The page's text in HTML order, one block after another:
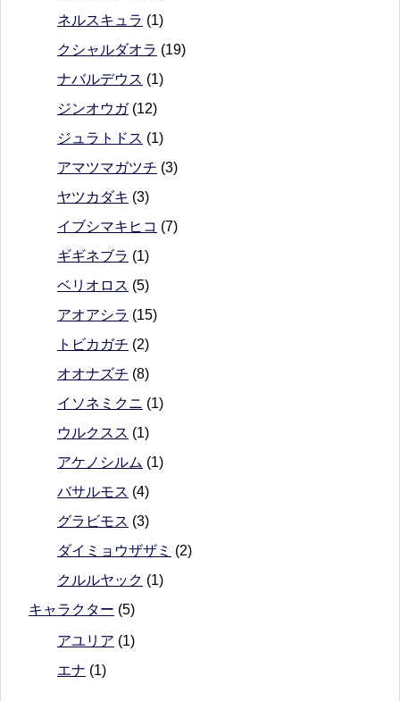
ネルスキュラ (1)
クシャルダオラ (19)
ナバルデウス (1)
ジンオウガ(12)
ジュラトドス (1)
アマツマガツチ (3)
ヤツカダキ (3)
イブシマキヒコ (7)
ギギネブラ (1)
ベリオロス (5)
アオアシラ (15)
トビカガチ (2)
オオナズチ (8)
イソネミクニ (1)
ウルクスス (1)
アケノシルム (1)
バサルモス (4)
グラビモス (3)
ダイミョウザザミ (2)
クルルヤック (1)
キャラクター (5)
アユリア (1)
エナ (1)